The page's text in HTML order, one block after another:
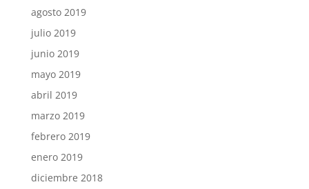
agosto 2019
julio 2019
junio 2019
mayo 2019
abril 2019
marzo 2019
febrero 2019
enero 2019
diciembre 2018